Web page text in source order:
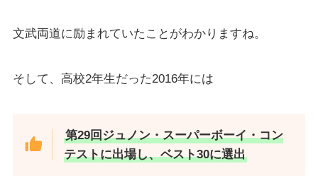
文武両道に励まれていたことがわかりますね。
そして、高校2年生だった2016年には
第29回ジュノン・スーパーボーイ・コン
テストに出場し、ベスト30に選出